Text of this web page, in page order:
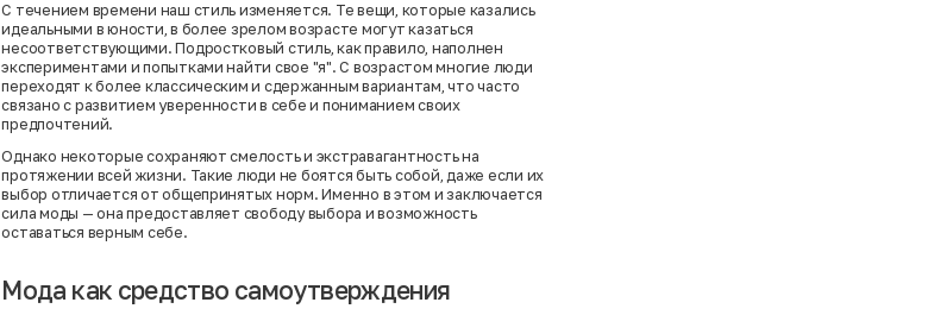
С течением времени наш стиль изменяется. Те вещи, которые казались
идеальными в юности, в более зрелом возрасте могут казаться
несоответствующими. Подростковый стиль, как правило, наполнен
экспериментами и попытками найти свое "я". С возрастом многие люди
переходят к более классическим и сдержанным вариантам, что часто
связано с развитием уверенности в себе и пониманием своих
предпочтений.
Однако некоторые сохраняют смелость и экстравагантность на
протяжении всей жизни. Такие люди не боятся быть собой, даже если их
выбор отличается от общепринятых норм. Именно в этом и заключается
сила моды — она предоставляет свободу выбора и возможность
оставаться верным себе.
Мода как средство самоутверждения